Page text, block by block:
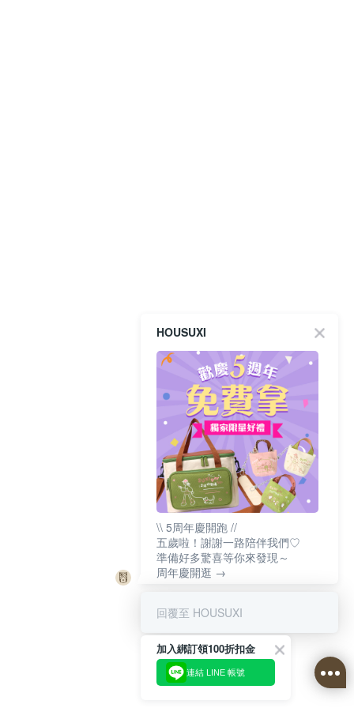
HOUSUXI
\\ 5周年慶開跑 //
五歲啦！謝謝一路陪伴我們♡
準備好多驚喜等你來發現～
周年慶開逛 →
回覆至 HOUSUXI
加入綁訂領100折扣金
連結 LINE 帳號